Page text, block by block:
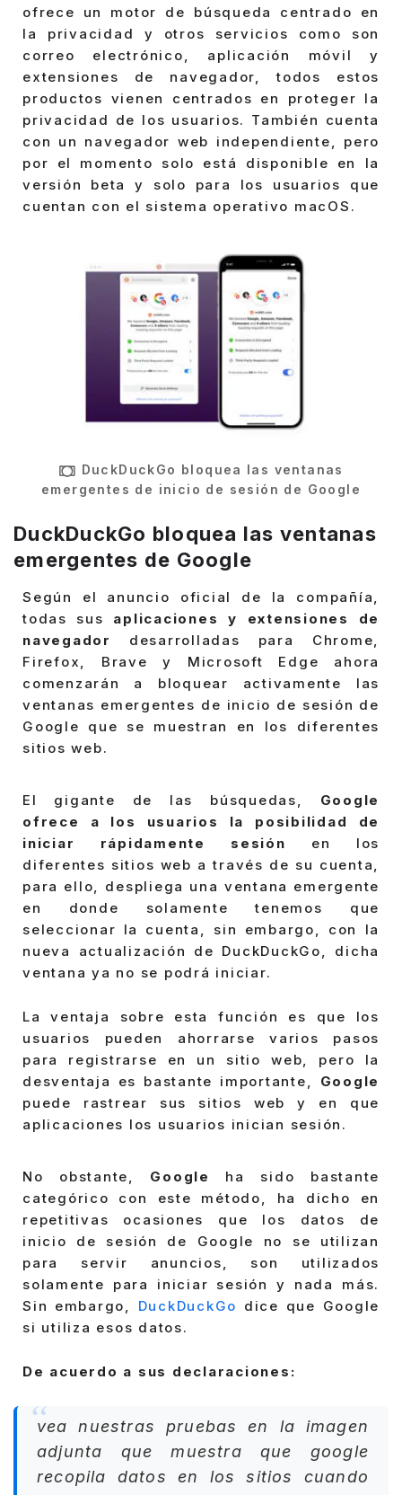
ofrece un motor de búsqueda centrado en
la privacidad y otros servicios como son
correo electrónico, aplicación móvil y
extensiones de navegador, todos estos
productos vienen centrados en proteger la
privacidad de los usuarios. También cuenta
con un navegador web independiente, pero
por el momento solo está disponible en la
versión beta y solo para los usuarios que
cuentan con el sistema operativo macOS.
DuckDuckGo bloquea las ventanas
emergentes de inicio de sesión de Google
DuckDuckGo bloquea las ventanas
emergentes de Google
Según el anuncio oficial de la compañía,
todas sus aplicaciones y extensiones de
navegador
desarrolladas para Chrome,
Firefox, Brave y Microsoft Edge ahora
comenzarán a bloquear activamente las
ventanas emergentes de inicio de sesión de
Google que se muestran en los diferentes
sitios web.
El gigante de las búsquedas, Google
ofrece a los usuarios la posibilidad de
iniciar rápidamente sesión en los
diferentes sitios web a través de su cuenta,
para ello, despliega una ventana emergente
en donde solamente tenemos que
seleccionar la cuenta, sin embargo, con la
nueva actualización de DuckDuckGo, dicha
ventana ya no se podrá iniciar.
La ventaja sobre esta función es que los
usuarios pueden ahorrarse varios pasos
para registrarse en un sitio web, pero la
desventaja es bastante importante, Google
puede rastrear sus sitios web y en que
aplicaciones los usuarios inician sesión.
No obstante, Google
ha sido bastante
categórico con este método, ha dicho en
repetitivas ocasiones que los datos de
inicio de sesión de Google no se utilizan
para servir anuncios, son utilizados
solamente para iniciar sesión y nada más.
Sin embargo, DuckDuckGo dice que Google
si utiliza esos datos.
De acuerdo a sus declaraciones:
vea nuestras pruebas en la imagen
adjunta que muestra que google
recopila datos en los sitios cuando